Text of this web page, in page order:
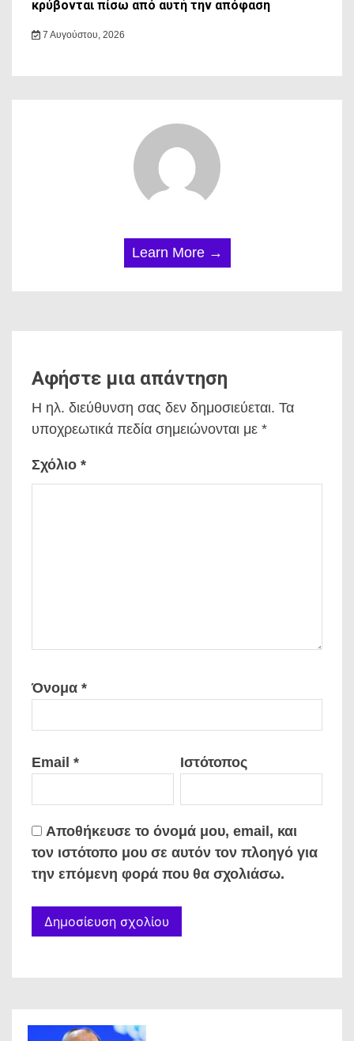
κρύβονται πίσω από αυτή την απόφαση
7 Αυγούστου, 2026
Learn More →
Αφήστε μια απάντηση
Η ηλ. διεύθυνση σας δεν δημοσιεύεται. Τα
υποχρεωτικά πεδία σημειώνονται με *
Σχόλιο *
Όνομα *
Email * Ιστότοπος
Αποθήκευσε το όνομά μου, email, και
τον ιστότοπο μου σε αυτόν τον πλοηγό για
την επόμενη φορά που θα σχολιάσω.